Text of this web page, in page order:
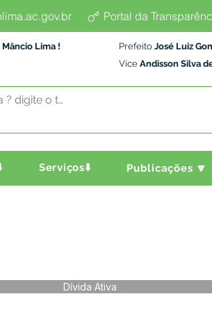
Portal da
Lima ! Prefeito José Luiz
Vice Andisson Silva
Serviços⬇️ Publicações 🔽
Dívida Ativa